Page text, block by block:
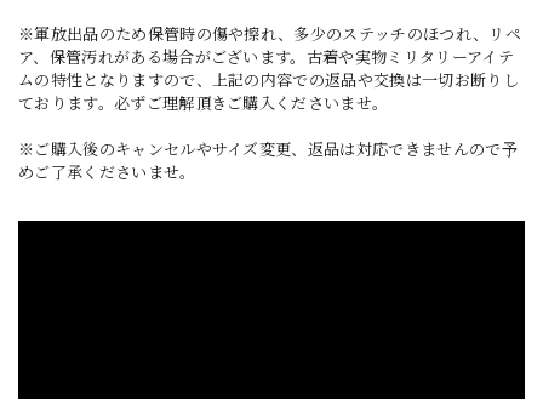
※軍放出品のため保管時の傷や擦れ、多少のステッチのほつれ、リペ
ア、保管汚れがある場合がございます。古着や実物ミリタリーアイテ
ムの特性となりますので、上記の内容での返品や交換は一切お断りし
ております。必ずご理解頂きご購入くださいませ。
※ご購入後のキャンセルやサイズ変更、返品は対応できませんので予
めご了承くださいませ。